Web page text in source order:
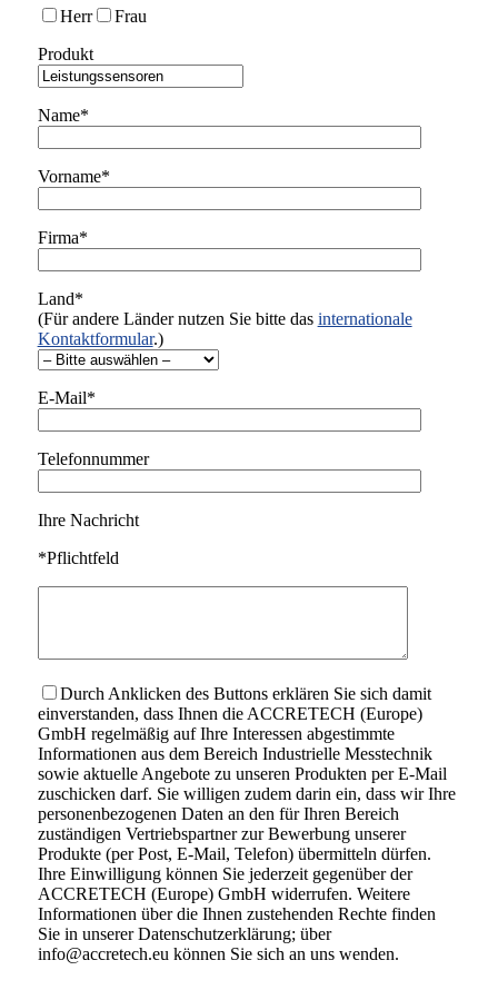
Herr
Frau
Produkt
Name*
Vorname*
Firma*
Land*
(Für andere Länder nutzen Sie bitte das internationale
Kontaktformular.)
E-Mail*
Telefonnummer
Ihre Nachricht
*Pflichtfeld
Durch Anklicken des Buttons erklären Sie sich damit
einverstanden, dass Ihnen die ACCRETECH (Europe)
GmbH regelmäßig auf Ihre Interessen abgestimmte
Informationen aus dem Bereich Industrielle Messtechnik
sowie aktuelle Angebote zu unseren Produkten per E-Mail
zuschicken darf. Sie willigen zudem darin ein, dass wir Ihre
personenbezogenen Daten an den für Ihren Bereich
zuständigen Vertriebspartner zur Bewerbung unserer
Produkte (per Post, E-Mail, Telefon) übermitteln dürfen.
Ihre Einwilligung können Sie jederzeit gegenüber der
ACCRETECH (Europe) GmbH widerrufen. Weitere
Informationen über die Ihnen zustehenden Rechte finden
Sie in unserer Datenschutzerklärung; über
info@accretech.eu können Sie sich an uns wenden.